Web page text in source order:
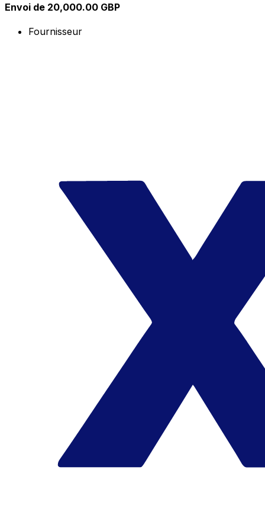
Envoi de 20,000.00 GBP
Fournisseur